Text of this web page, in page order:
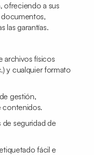
ofreciendo a sus
documentos,
las garantías.
físicos
y cualquier formato
gestión,
contenidos.
seguridad de
fácil e